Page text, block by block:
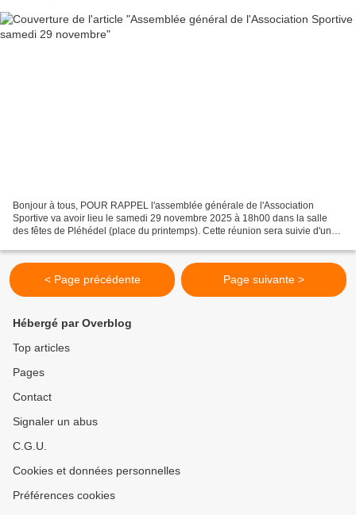
Bonjour à tous, POUR RAPPEL l'assemblée générale de l'Association
Sportive va avoir lieu le samedi 29 novembre 2025 à 18h00 dans la salle
des fêtes de Pléhédel (place du printemps). Cette réunion sera suivie d'un
< Page précédente Page suivante >
Hébergé par Overblog
Top articles
Pages
Contact
Signaler un abus
C.G.U.
Cookies et données personnelles
Préférences cookies